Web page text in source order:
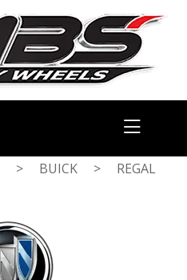
> BUICK > REGAL